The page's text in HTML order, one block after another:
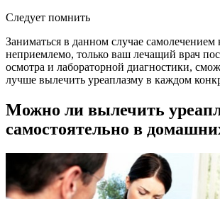
Следует помнить
Заниматься в данном случае самолечением
неприемлемо, только ваш лечащий врач
осмотра и лабораторной диагностики,
лучше вылечить уреаплазму в каждом
Можно ли вылечить
самостоятельно в